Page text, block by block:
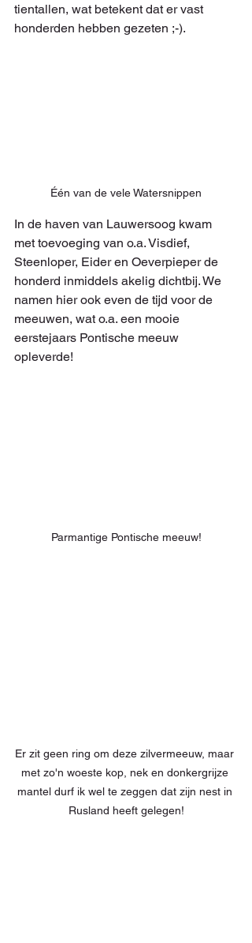
tientallen, wat betekent dat er vast
honderden hebben gezeten ;-).
Één van de vele Watersnippen
In de haven van Lauwersoog kwam
met toevoeging van o.a. Visdief,
Steenloper, Eider en Oeverpieper de
honderd inmiddels akelig dichtbij. We
namen hier ook even de tijd voor de
meeuwen, wat o.a. een mooie
eerstejaars Pontische meeuw
opleverde!
Parmantige Pontische meeuw!
Er zit geen ring om deze zilvermeeuw, maar
met zo'n woeste kop, nek en donkergrijze
mantel durf ik wel te zeggen dat zijn nest in
Rusland heeft gelegen!